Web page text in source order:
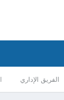
الفريق الإداري